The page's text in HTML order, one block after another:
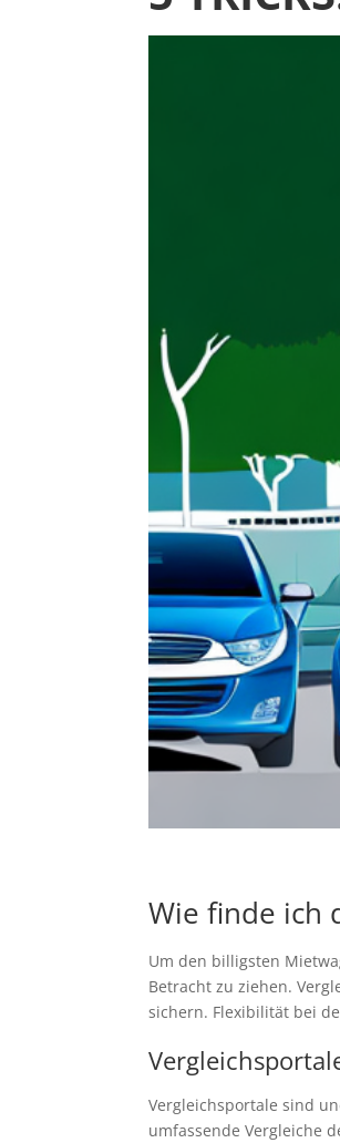
Wie finde ich
Um den billigsten
Betracht zu ziehen.
sichern. Flexibilität bei
Vergleichsportale sind
umfassende Vergleiche